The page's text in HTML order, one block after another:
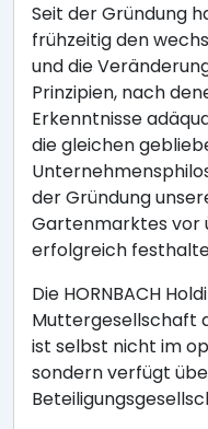
Seit der Gründung
frühzeitig den
und die
Prinzipien, nach
Erkenntnisse
die gleichen
der Gründung
Gartenmarktes vor
erfolgreich
Die HORNBACH
Muttergesellschaft
ist selbst nicht im
sondern verfügt